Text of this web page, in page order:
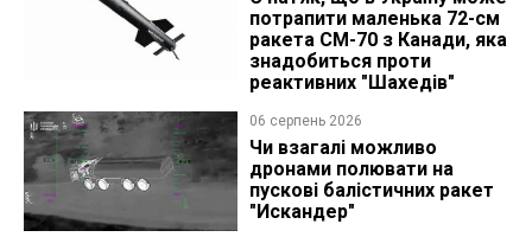
потрапити маленька 72-см
ракета CM-70 з Канади, яка
знадобиться проти
реактивних "Шахедів"
06 серпень 2026
Чи взагалі можливо
дронами полювати на
пускові балістичних ракет
"Искандер"